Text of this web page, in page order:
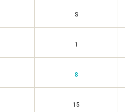
S
1
8
15